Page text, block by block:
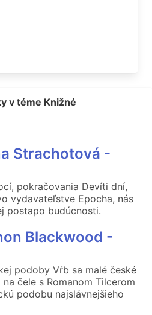
v téme Knižné
Strachotová -
pokračovania Devíti dní,
vydavateľstve Epocha, nás
postapo budúcnosti.
Blackwood -
podoby Vŕb sa malé české
čele s Romanom Tilcerom
podobu najslávnejšieho